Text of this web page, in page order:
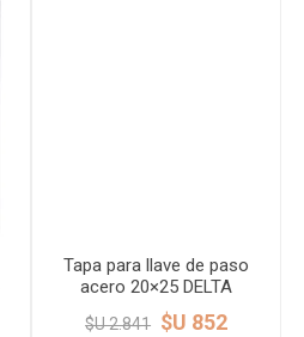
Tapa para llave de paso
acero 20×25 DELTA
$U 2.841 $U 852